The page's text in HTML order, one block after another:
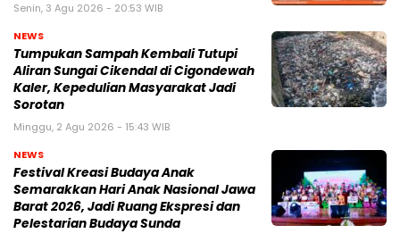
Senin, 3 Agu 2026 - 20:53 WIB
NEWS
Tumpukan Sampah Kembali Tutupi
Aliran Sungai Cikendal di Cigondewah
Kaler, Kepedulian Masyarakat Jadi
Sorotan
Minggu, 2 Agu 2026 - 15:43 WIB
NEWS
Festival Kreasi Budaya Anak
Semarakkan Hari Anak Nasional Jawa
Barat 2026, Jadi Ruang Ekspresi dan
Pelestarian Budaya Sunda